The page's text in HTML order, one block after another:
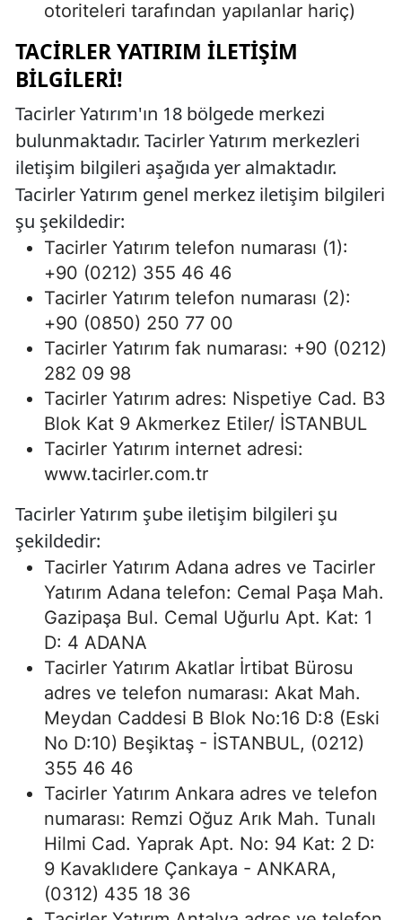
otoriteleri tarafından yapılanlar hariç)
TACIRLER YATIRIM İLETIŞIM
BILGILERI!
Tacirler Yatırım'ın 18 bölgede merkezi
bulunmaktadır. Tacirler Yatırım merkezleri
iletişim bilgileri aşağıda yer almaktadır.
Tacirler Yatırım genel merkez iletişim bilgileri
şu şekildedir:
Tacirler Yatırım telefon numarası (1):
+90 (0212) 355 46 46
Tacirler Yatırım telefon numarası (2):
+90 (0850) 250 77 00
Tacirler Yatırım fak numarası: +90 (0212)
282 09 98
Tacirler Yatırım adres: Nispetiye Cad. B3
Blok Kat 9 Akmerkez Etiler/ İSTANBUL
Tacirler Yatırım internet adresi:
www.tacirler.com.tr
Tacirler Yatırım şube iletişim bilgileri şu
şekildedir:
Tacirler Yatırım Adana adres ve Tacirler
Yatırım Adana telefon: Cemal Paşa Mah.
Gazipaşa Bul. Cemal Uğurlu Apt. Kat: 1
D: 4 ADANA
Tacirler Yatırım Akatlar İrtibat Bürosu
adres ve telefon numarası: Akat Mah.
Meydan Caddesi B Blok No:16 D:8 (Eski
No D:10) Beşiktaş - İSTANBUL, (0212)
355 46 46
Tacirler Yatırım Ankara adres ve telefon
numarası: Remzi Oğuz Arık Mah. Tunalı
Hilmi Cad. Yaprak Apt. No: 94 Kat: 2 D:
9 Kavaklıdere Çankaya - ANKARA,
(0312) 435 18 36